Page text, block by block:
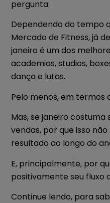
pergunta:
Dependendo do tempo
Mercado de Fitness, já
janeiro é um dos
academias, studios,
dança e lutas.
Pelo menos, em termos
Mas, se janeiro
vendas, por que isso
resultado ao longo do
E, principalmente, por
positivamente seu fluxo
Continue lendo, para